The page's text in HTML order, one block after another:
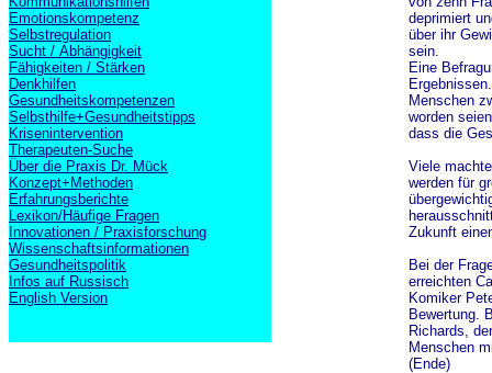
Emotionskompetenz
Selbstregulation
Sucht / Abhängigkeit
Fähigkeiten / Stärken
Denkhilfen
Gesundheitskompetenzen
Selbsthilfe+Gesundheitstipps
Krisenintervention
Therapeuten-Suche
Über die Praxis Dr. Mück
Konzept+Methoden
Erfahrungsberichte
Lexikon/Häufige Fragen
Innovationen / Praxisforschung
Wissenschaftsinformationen
Gesundheitspolitik
Infos auf Russisch
English Version
deprimiert
über ihr
sein.
Eine
Menschen
worden
dass die
Viele
werden für
Zukunft
Bei der
erreichten
Komiker
Bewertung.
Richards,
Menschen
(Ende)